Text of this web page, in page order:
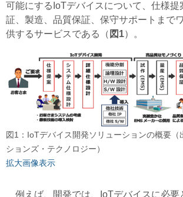
可能にするIoTデバイスについて、仕様提
証、製造、品質保証、保守サポートまで
供するサービスである（ 図1）。
図1：IoTデバイス開発ソリューションの概要（
ションズ・テクノロジー）
拡大画像表示
例えば、開発では、IoTデバイスに必要